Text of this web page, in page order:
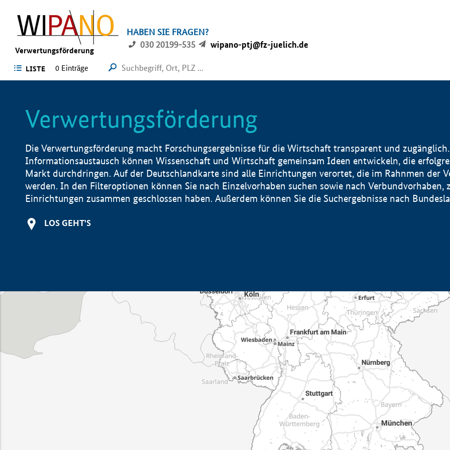
Verwertungsförderung
HABEN SIE FRAGEN?
030 20199-535
wipano-ptj@fz-juelich.de
LISTE 0 Einträge
Verwertungsförderung
Die Verwertungsförderung macht Forschungsergebnisse für die Wirtschaft transparent und
Informationsaustausch können Wissenschaft und Wirtschaft gemeinsam Ideen entwickeln, die
Markt durchdringen. Auf der Deutschlandkarte sind alle Einrichtungen verortet, die im Rahnmen der
werden. In den Filteroptionen können Sie nach Einzelvorhaben suchen sowie nach Verbundvorhaben,
Einrichtungen zusammen geschlossen haben. Außerdem können Sie die Suchergebnisse nach
LOS GEHT'S